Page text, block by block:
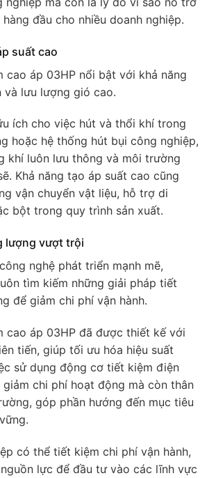
đầu cho nhiều doanh nghiệp.
suất cao
cao áp 03HP nổi bật với khả năng
và lưu lượng gió cao.
ích cho việc hút và thổi khí trong
hoặc hệ thống hút bụi công nghiệp,
khí luôn lưu thông và môi trường
Khả năng tạo áp suất cao cũng
vận chuyển vật liệu, hỗ trợ di
bột trong quy trình sản xuất.
lượng vượt trội
nghệ phát triển mạnh mẽ,
tìm kiếm những giải pháp tiết
để giảm chi phí vận hành.
cao áp 03HP đã được thiết kế với
tiến, giúp tối ưu hóa hiệu suất
sử dụng động cơ tiết kiệm điện
chi phí hoạt động mà còn thân
góp phần hướng đến mục tiêu
có thể tiết kiệm chi phí vận hành,
lực để đầu tư vào các lĩnh vực